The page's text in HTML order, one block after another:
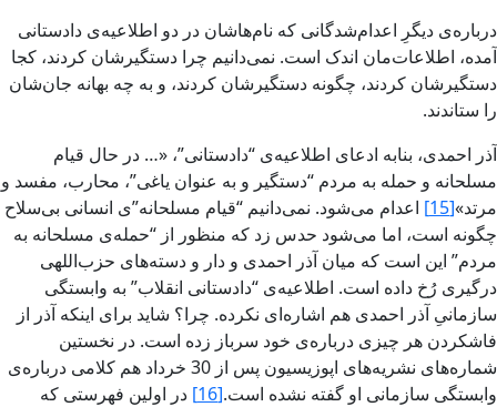
درباره‌ى ديگرِ اعدام‌شدگانى که نام‌ها‌شان در دو اطلاعيه‌‌ى دادستانى
آمده، اطلاعات‌مان اندک است. نمى‌دانيم چرا دستگيرشان کردند، کجا
دستگير‌شان کردند، چگونه دستگيرشان کردند، و به چه بهانه جان‌شان
را ستاندند.
آذر احمدى، بنابه ادعاى اطلاعيه‌ى “‌دادستانى‌”، «… در حال قيام
مسلحانه و حمله به مردم‌ “دستگير و به عنوان ‌ياغى”، محارب، مفسد و
مرتد‌»[15]
اعدام مى‌شود. نمى‌دانيم “‌قيام مسلحانه‌”‌ى انسانى بى‌سلاح
چگونه است، اما مى‌شود حدس‏ زد که منظور از “‌حمله‌ى مسلحانه به
مردم‌” اين است که ميان آذر احمدى و دار و دسته‌هاى حزب‌اللهى
درگيرى رُخ داده است. اطلاعيه‌ى “‌دادستانى انقلاب‌” به وابستگى
سازمانى‌ِ آذر احمدى هم اشاره‌اى نکرده. چرا؟ شايد براى اينکه‌ آذر از
فاش‏کردن هر چيزى درباره‌ی خود سرباز زده است. در نخستين
شماره‌هاى نشريه‌هاى اپوزيسيون پس‏ از 30 خرداد هم کلامى درباره‌ى
وابستگى سازمانى او گفته نشده است.[16]
در اولين فهرستى که